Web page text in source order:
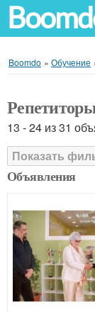
Boomdo » Обучение
13 - 24 из 31
Показать
Объявления